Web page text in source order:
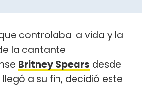
controlaba la vida y la
la cantante
Britney Spears desde
llegó a su fin, decidió este